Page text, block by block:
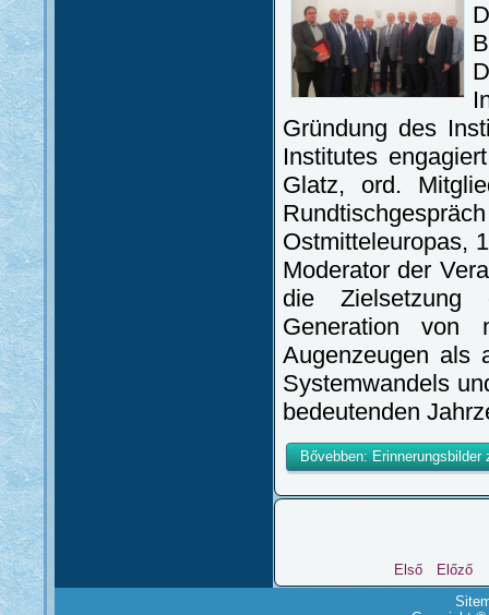
Gründung des
Institutes
Glatz, ord.
Ostmitteleuropas,
Moderator der
die Zielsetzung
Generation von
Augenzeugen als
Systemwandels
bedeutenden
Bővebben:
Első
Előző